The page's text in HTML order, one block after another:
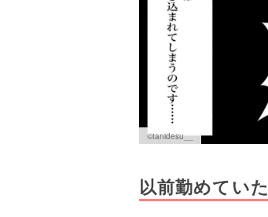
©tanidesu__
以前勤めてい